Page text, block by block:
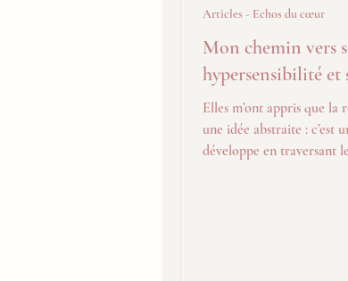
Mon chemin vers
hypersensibilité et
Elles m’ont appris que la
une idée abstraite : c’est
développe en traversant
Articles - Echos du cœur